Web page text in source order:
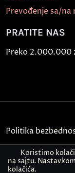
Prevođenje sa/na
PRATITE NAS
Preko 2.000.000
Politika
Kontakt
Koristimo
na sajtu.
kolačića.